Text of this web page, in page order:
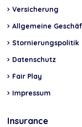
Versicherung
Allgemeine
Stornierungspolitik
Datenschutz
Fair Play
Impressum
Insurance